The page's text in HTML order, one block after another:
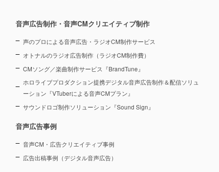
音声広告制作・音声CMクリエイティブ制作
声のプロによる音声広告・ラジオCM制作サービス
オトナルのラジオ広告制作（ラジオCM制作費）
CMソング／楽曲制作サービス『BrandTune』
ホロライブプロダクション提携デジタル音声広告制作＆配信ソリュ
ーション 『VTuberによる音声CMプラン』
サウンドロゴ制作ソリューション『Sound Sign』
音声広告事例
音声CM・広告クリエイティブ事例
広告出稿事例（デジタル音声広告）